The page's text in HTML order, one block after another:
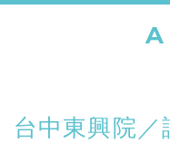
台中東興院／